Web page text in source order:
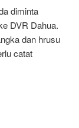
diminta
DVR Dahua.
dan hrusu
catat